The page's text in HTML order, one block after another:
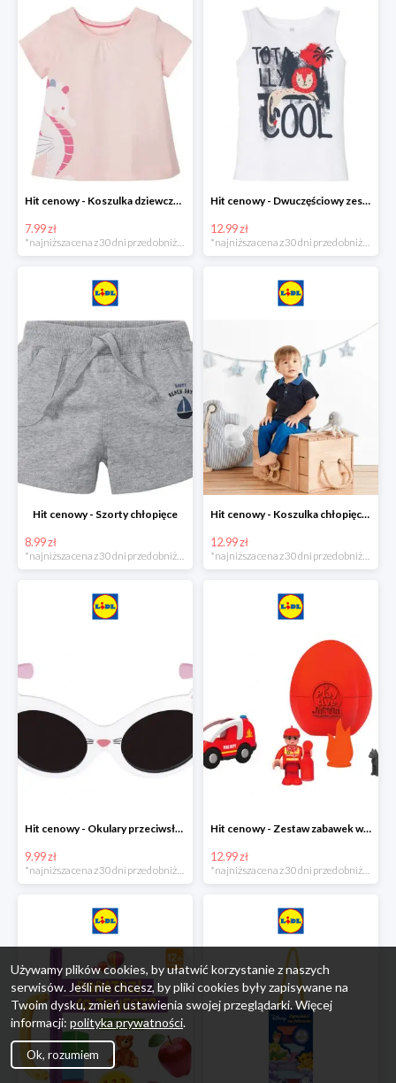
Hit cenowy - Koszulka dziewczęca
7.99 zł
*najniższa cena z 30 dni przed obniżką
Hit cenowy - Dwuczęściowy zestaw chłopięcy
12.99 zł
*najniższa cena z 30 dni przed obniżką
Hit cenowy - Szorty chłopięce
8.99 zł
*najniższa cena z 30 dni przed obniżką
Hit cenowy - Koszulka chłopięca polo
12.99 zł
*najniższa cena z 30 dni przed obniżką
Hit cenowy - Okulary przeciwsłoneczne dla dzieci
9.99 zł
Hit cenowy - Zestaw zabawek w jajku
12.99 zł
Używamy plików cookies, by ułatwić korzystanie z naszych
serwisów. Jeśli nie chcesz, by pliki cookies były zapisywane na
Twoim dysku, zmień ustawienia swojej przeglądarki. Więcej
informacji: polityka prywatności.
Ok, rozumiem